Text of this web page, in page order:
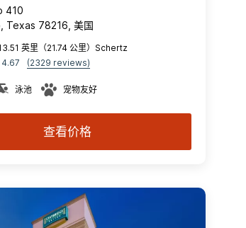
410
Texas 78216, 美国
英里（21.74 公里）Schertz
4.67
(2329 reviews)
泳池 宠物友好
查看价格